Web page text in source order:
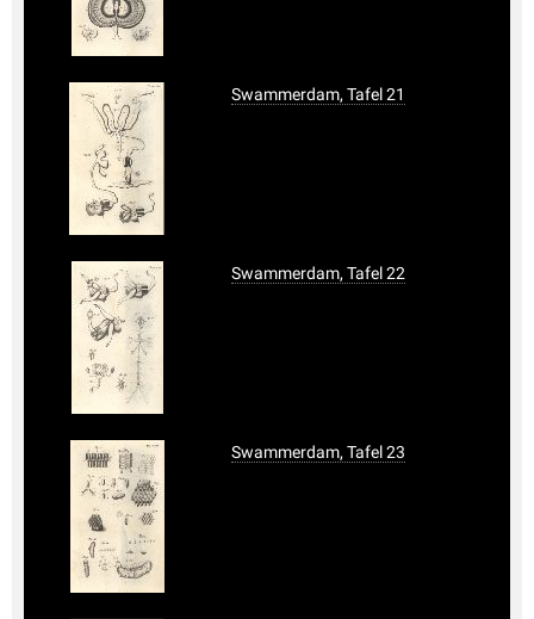
Swammerdam, Tafel 21
Swammerdam, Tafel 22
Swammerdam, Tafel 23